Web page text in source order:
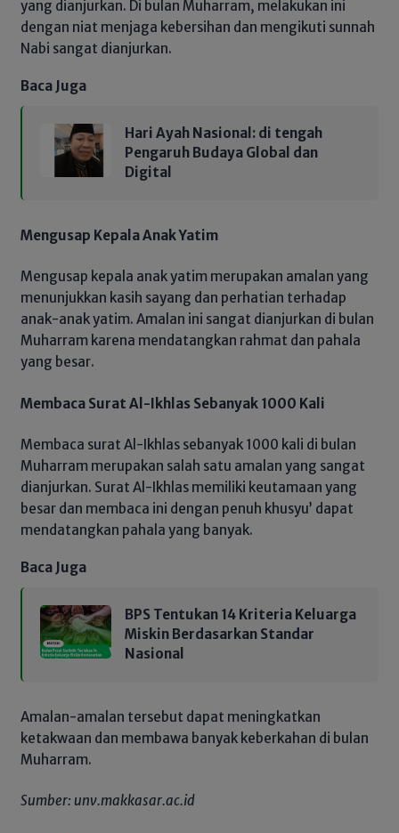
yang dianjurkan. Di bulan Muharram, melakukan ini
dengan niat menjaga kebersihan dan mengikuti sunnah
Nabi sangat dianjurkan.
Baca Juga
Hari Ayah Nasional: di tengah
Pengaruh Budaya Global dan
Digital
Mengusap Kepala Anak Yatim
Mengusap kepala anak yatim merupakan amalan yang
menunjukkan kasih sayang dan perhatian terhadap
anak-anak yatim. Amalan ini sangat dianjurkan di bulan
Muharram karena mendatangkan rahmat dan pahala
yang besar.
Membaca Surat Al-Ikhlas Sebanyak 1000 Kali
Membaca surat Al-Ikhlas sebanyak 1000 kali di bulan
Muharram merupakan salah satu amalan yang sangat
dianjurkan. Surat Al-Ikhlas memiliki keutamaan yang
besar dan membaca ini dengan penuh khusyu’ dapat
mendatangkan pahala yang banyak.
Baca Juga
BPS Tentukan 14 Kriteria Keluarga
Miskin Berdasarkan Standar
Nasional
Amalan-amalan tersebut dapat meningkatkan
ketakwaan dan membawa banyak keberkahan di bulan
Muharram.
Sumber: unv.makkasar.ac.id